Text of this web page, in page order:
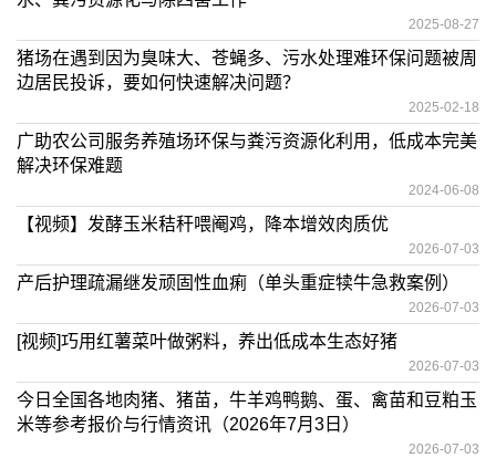
2025-08-27
猪场在遇到因为臭味大、苍蝇多、污水处理难环保问题被周
边居民投诉，要如何快速解决问题？
2025-02-18
广助农公司服务养殖场环保与粪污资源化利用，低成本完美
解决环保难题
2024-06-08
【视频】发酵玉米秸秆喂阉鸡，降本增效肉质优
2026-07-03
产后护理疏漏继发顽固性血痢（单头重症犊牛急救案例）
2026-07-03
[视频]巧用红薯菜叶做粥料，养出低成本生态好猪
2026-07-03
今日全国各地肉猪、猪苗，牛羊鸡鸭鹅、蛋、禽苗和豆粕玉
米等参考报价与行情资讯（2026年7月3日）
2026-07-03